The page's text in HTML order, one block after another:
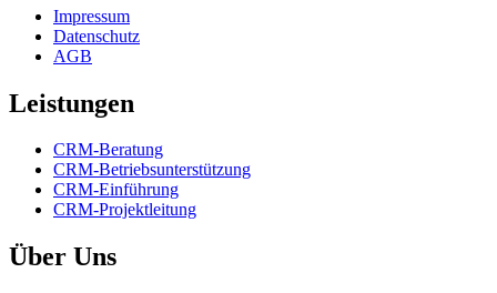
Impressum
Datenschutz
AGB
Leistungen
CRM-Beratung
CRM-Betriebsunterstützung
CRM-Einführung
CRM-Projektleitung
Über Uns